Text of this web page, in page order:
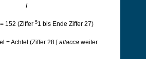
I
152 (Ziffer 51 bis Ende Ziffer 27)
= Achtel (Ziffer 28 [attacca weiter